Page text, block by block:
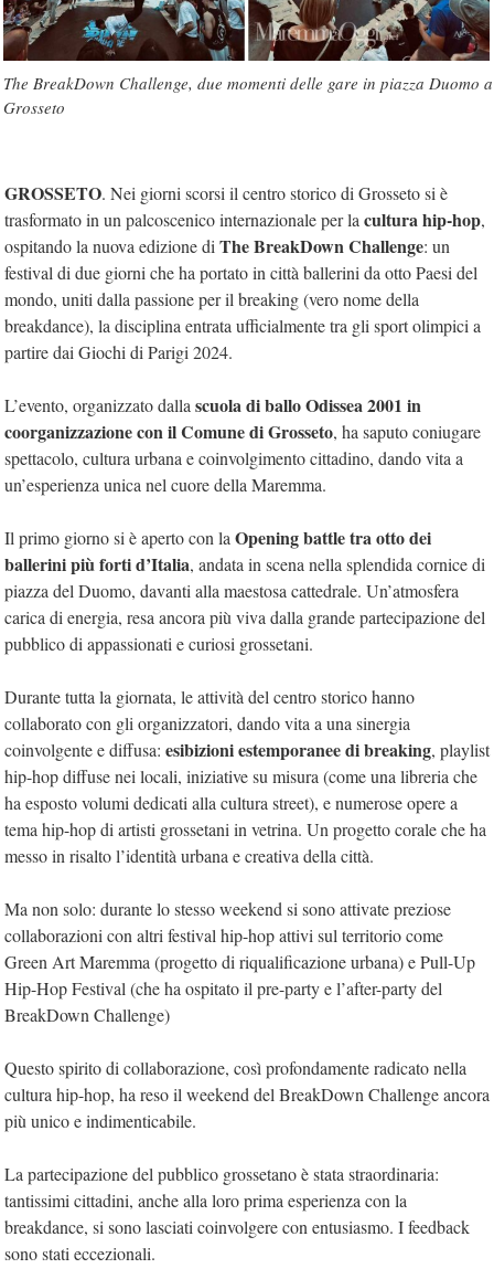
The BreakDown Challenge, due momenti delle gare in piazza Duomo a
Grosseto
GROSSETO. Nei giorni scorsi il centro storico di Grosseto si è
trasformato in un palcoscenico internazionale per la cultura hip-hop,
ospitando la nuova edizione di The BreakDown Challenge: un
festival di due giorni che ha portato in città ballerini da otto Paesi del
mondo, uniti dalla passione per il breaking (vero nome della
breakdance), la disciplina entrata ufficialmente tra gli sport olimpici a
partire dai Giochi di Parigi 2024.
L’evento, organizzato dalla scuola di ballo Odissea 2001 in
coorganizzazione con il Comune di Grosseto, ha saputo coniugare
spettacolo, cultura urbana e coinvolgimento cittadino, dando vita a
un’esperienza unica nel cuore della Maremma.
Il primo giorno si è aperto con la Opening battle tra otto dei
ballerini più forti d’Italia, andata in scena nella splendida cornice di
piazza del Duomo, davanti alla maestosa cattedrale. Un’atmosfera
carica di energia, resa ancora più viva dalla grande partecipazione del
pubblico di appassionati e curiosi grossetani.
Durante tutta la giornata, le attività del centro storico hanno
collaborato con gli organizzatori, dando vita a una sinergia
coinvolgente e diffusa: esibizioni estemporanee di breaking, playlist
hip-hop diffuse nei locali, iniziative su misura (come una libreria che
ha esposto volumi dedicati alla cultura street), e numerose opere a
tema hip-hop di artisti grossetani in vetrina. Un progetto corale che ha
messo in risalto l’identità urbana e creativa della città.
Ma non solo: durante lo stesso weekend si sono attivate preziose
collaborazioni con altri festival hip-hop attivi sul territorio come
Green Art Maremma (progetto di riqualificazione urbana) e Pull-Up
Hip-Hop Festival (che ha ospitato il pre-party e l’after-party del
BreakDown Challenge)
Questo spirito di collaborazione, così profondamente radicato nella
cultura hip-hop, ha reso il weekend del BreakDown Challenge ancora
più unico e indimenticabile.
La partecipazione del pubblico grossetano è stata straordinaria:
tantissimi cittadini, anche alla loro prima esperienza con la
breakdance, si sono lasciati coinvolgere con entusiasmo. I feedback
sono stati eccezionali.